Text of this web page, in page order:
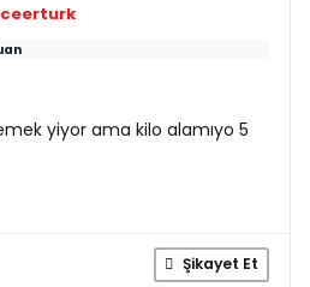
yiyor ama kilo alamıyo 5
Şikayet Et